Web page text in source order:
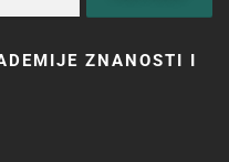
ZNANOSTI I